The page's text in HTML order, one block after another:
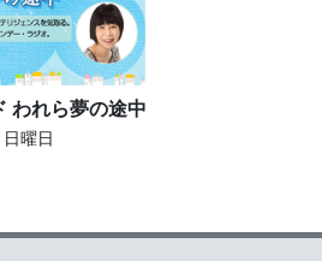
われら夢の途中
日曜日